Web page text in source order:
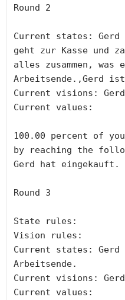
Round 2
Current states: Gerd
geht zur Kasse und
alles zusammen,
Arbeitsende.,Gerd
Current visions:
Current values:
100.00 percent of
by reaching the
Gerd hat eingekauft.
Round 3
State rules:
Vision rules:
Current states: Gerd
Arbeitsende.
Current visions:
Current values: